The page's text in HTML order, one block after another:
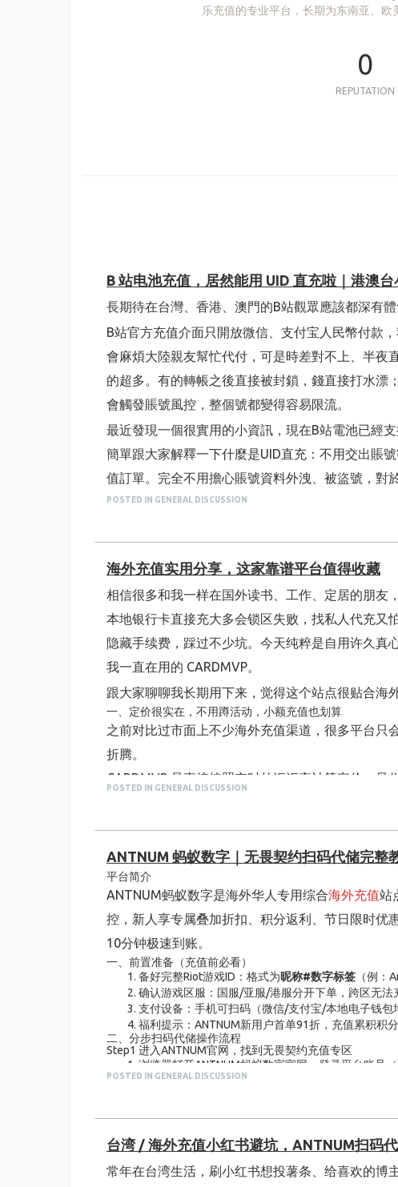
乐充值的专业平台，长期为东南亚、
0
REPUTATION
B 站电池充值，居然能用 UID 直充啦｜港澳
長期待在台灣、香港、澳門的B站觀眾應該都深有
B站官方充值介面只開放微信、支付宝人民幣付款
會麻煩大陸親友幫忙代付，可是時差對不上、半夜
的超多。有的轉帳之後直接被封鎖，錢直接打水漂
會觸發賬號風控，整個號都變得容易限流。
最近發現一個很實用的小資訊，現在B站電池已經
簡單跟大家解釋一下什麼是UID直充：不用交出賬
值訂單。完全不用擔心賬號資料外洩、被盜號，對
過去不少代充都會要求提供賬號密碼登錄操作，長
很懂港澳台用戶的付款習慣，台灣7-11、全家超商
不用特地換人民幣，用當地幣直接結算就可以。
訂單處理速度也比較穩定，大多數時候付款完成後
找客服就能查詢進度，不會出現訂單無人處理的狀
UID直充辦理，一站式解決B站全部付費需求。
最後給港澳台的夥伴一點小建議：
如果只是偶爾想小額支持主播，優先選擇正規平台
充渠道既能保護賬號，也不用為了
另外提醒大家，填寫UID的時候務必仔細核對數字
POSTED IN GENERAL DISCUSSION
海外充值实用分享，这家靠谱平台值得收藏
相信很多和我一样在国外读书、工作、定居的朋友
本地银行卡直接充大多会锁区失败，找私人代充又
隐藏手续费，踩过不少坑。今天纯粹是自用许久真
我一直在用的 CARDMVP。
跟大家聊聊我长期用下来，觉得这个站点很贴合海
一、定价很实在，不用蹲活动，小额充值也划算
之前对比过市面上不少海外充值渠道，很多平台只
折腾。
CARDMVP 是直接按照实时外汇汇率计算定价，
比之前的渠道确实省下不少零碎开销。
二、只用账号 ID 就能充值，不用交出登录密码，账号更安全
这一点是我最看重的，也是很多代充平台的通病。
不少第三方充值渠道，要么要求登录账号、提供账
绑定国内支付，一堆复杂设置，新手根本摸不着头脑
但 CARDMVP 绝大多数热门商品，只需要填写自
殊商品支持扫码代付，全程不用泄露登录账号和
三、充值品类全覆盖，不用来回切换多个网站下单
以前我刷短视频、充游戏、开会员，得存三四个不
这个平台品类做得很齐全，短视频平台充值、直播
值 、快手快币 、B 站电池、
情不说，遇到半夜想充值的时候，根本找不到人帮
CARDMVP 适配全球绝大多数主流支付渠道，Visa
POSTED IN GENERAL DISCUSSION
ANTNUM 蚂蚁数字｜无畏契约扫码代储完整
平台简介
ANTNUM蚂蚁数字是海外华人专用综合海外充值站
控，新人享专属叠加折扣、积分返利、节日限时优
10分钟极速到账。
一、前置准备（充值前必看）
备好完整Riot游戏ID：格式为昵称#数字标签 （例：
确认游戏区服：国服/亚服/港服分开下单，跨区无法
支付设备：手机可扫码（微信/支付宝/本地电子钱
福利提示：ANTNUM新用户首单91折，充值累积积
二、分步扫码代储操作流程
Step1 进入ANTNUM官网，找到无畏契约充值专区
浏览器打开ANTNUM蚂蚁数字官网，登录平台账号（
首页搜索框输入「无畏契约/VALORANT」，点击对
核对档位总价，页面自动叠加当前平台优惠券/新人
跳转结算页面，选择 扫码支付 通道（主推通道，无额
Step3 扫码完成付款（核心步骤）
POSTED IN GENERAL DISCUSSION
台湾 / 海外充值小红书避坑，ANTNUM扫码
常年在台湾生活，刷小红书想投薯条、给喜欢的博